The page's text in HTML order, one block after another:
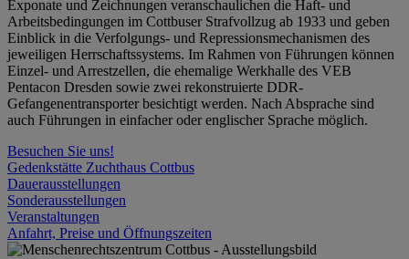
Exponate und Zeichnungen veranschaulichen die Haft- und
Arbeitsbedingungen im Cottbuser Strafvollzug ab 1933 und geben
Einblick in die Verfolgungs- und Repressionsmechanismen des
jeweiligen Herrschaftssystems. Im Rahmen von Führungen können
Einzel- und Arrestzellen, die ehemalige Werkhalle des VEB
Pentacon Dresden sowie zwei rekonstruierte DDR-
Gefangenentransporter besichtigt werden. Nach Absprache sind
auch Führungen in einfacher oder englischer Sprache möglich.
Besuchen Sie uns!
Gedenkstätte Zuchthaus Cottbus
Dauerausstellungen
Sonderausstellungen
Veranstaltungen
Anfahrt, Preise und Öffnungszeiten